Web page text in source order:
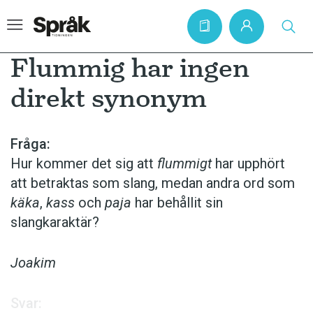
Artiklar
Krönikor
Språkfrågor
Skrivtips
Kviss
Flummig har ingen
direkt synonym
Fråga:
Hur kommer det sig att flummigthar upphört
att betraktas som slang, medan andra ord som
käka, kass och paja har behållit sin
slangkaraktär?
Joakim